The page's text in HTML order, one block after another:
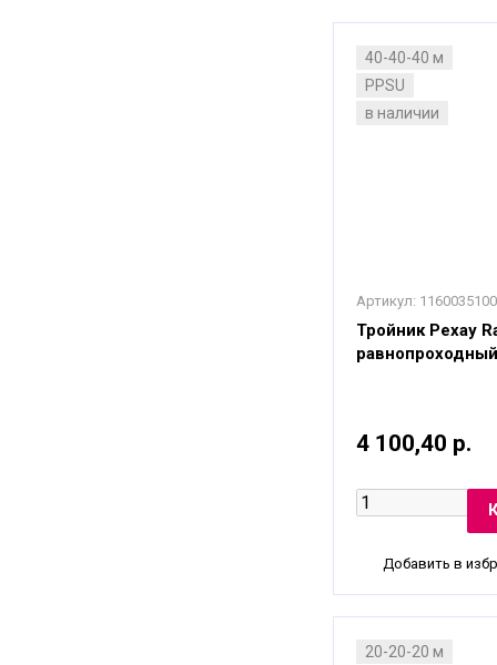
40-40-40 м
PPSU
в наличии
Артикул:
Тройник Рехау
4 100,40 р.
Добавить в
20-20-20 м